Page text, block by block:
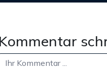
Kommentar